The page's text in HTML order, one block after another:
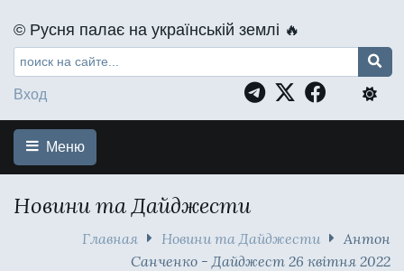
©️ Русня палає на українській землі 🔥
Вход
Меню
Новини та Дайджести
Главная Новини та Дайджести
Антон
Санченко - Дайджест 26 квітня 2022